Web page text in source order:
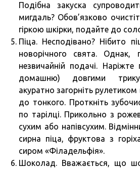
Подібна закуска
мигдаль? Обов’язково
гіркою шкірки, подайте до
Піца. Несподівано? Нібито
новорічного свята. Однак,
незвичайній подачі. Наріжте
домашню) довгими
акуратно загорніть
до тонкого. Проткніть
по тарілці. Прикольно з
сухим або напівсухим.
сирна піца, фруктова з
сиром «Філадельфія».
Шоколад. Вважається, що